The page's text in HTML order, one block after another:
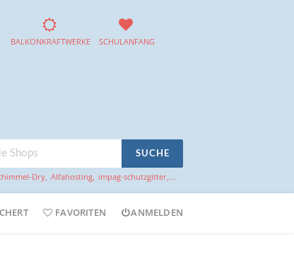
BALKONKRAFTWERKE SCHULANFANG
SUCHE
Dry, Alfahosting, impag-schutzgitter,...
FAVORITEN ANMELDEN